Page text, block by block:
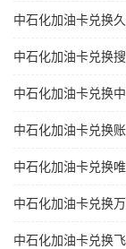
中石化加油卡兑换
中石化加油卡兑换
中石化加油卡兑换
中石化加油卡兑换
中石化加油卡兑换
中石化加油卡兑换
中石化加油卡兑换